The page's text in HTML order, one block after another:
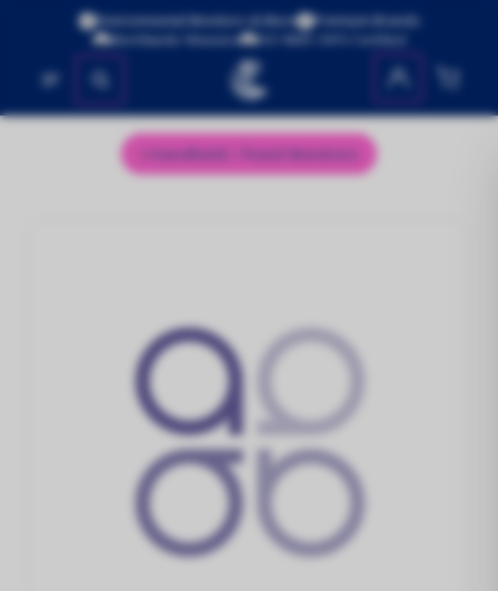
Environmental Monitors & More
Premium Brands
Worldwide Shipping
ISO 9001:2015 Certified
No se encontraron productos
Handheld / Fixed Monitors